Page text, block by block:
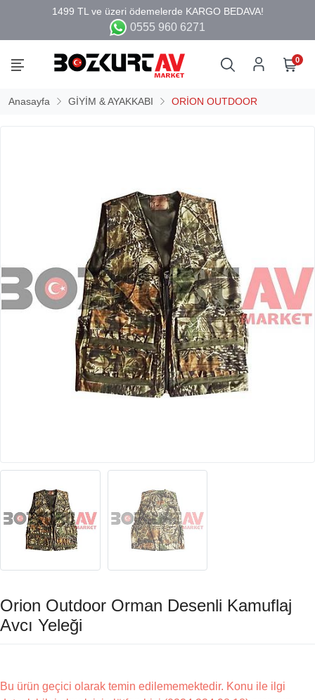
0555 960 6271
0
Anasayfa GİYİM & AYAKKABI ORİON OUTDOOR
Orion Outdoor Orman Desenli Kamuflaj
Avcı Yeleği
Bu ürün geçici olarak temin edilememektedir. Konu ile ilgi